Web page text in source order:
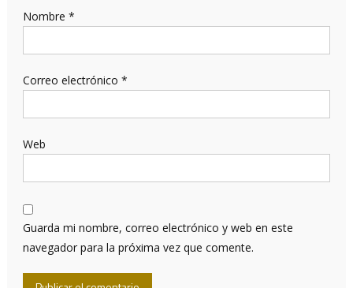
Nombre *
Correo electrónico *
Web
Guarda mi nombre, correo electrónico y web en este
navegador para la próxima vez que comente.